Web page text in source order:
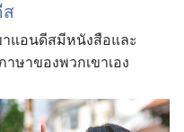
แอนดีสมีหนังสือและ
ษาของพวกเขาเอง